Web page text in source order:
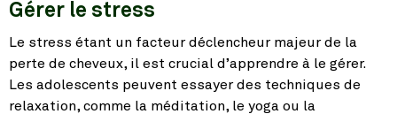
Gérer le stress
Le stress étant un facteur déclencheur majeur de la
perte de cheveux, il est crucial d’apprendre à le gérer.
Les adolescents peuvent essayer des techniques de
relaxation, comme la méditation, le yoga ou la